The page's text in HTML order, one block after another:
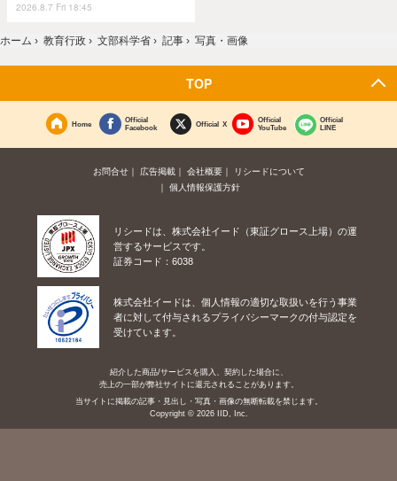
2026.8.7 Fri 18:45
ホーム › 教育行政 › 文部科学省 › 記事 › 写真・画像
TOP
Home
Official
Facebook
Official X
Official
YouTube
Official
LINE
お問合せ 広告掲載 会社概要
リシードについて
個人情報保護方針
リシードは、株式会社イード（東証グロース上場）の運
営するサービスです。
証券コード：6038
株式会社イードは、個人情報の適切な取扱いを行う事業
者に対して付与されるプライバシーマークの付与認定を
受けています。
紹介した商品/サービスを購入、契約した場合に、
売上の一部が弊社サイトに還元されることがあります。
当サイトに掲載の記事・見出し・写真・画像の無断転載を禁じます。
Copyright © 2026 IID, Inc.